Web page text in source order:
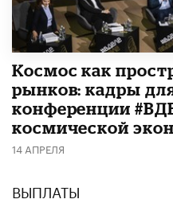
Космос как
рынков: кадры
конференции
космической
14 АПРЕЛЯ
ВЫПЛАТЫ